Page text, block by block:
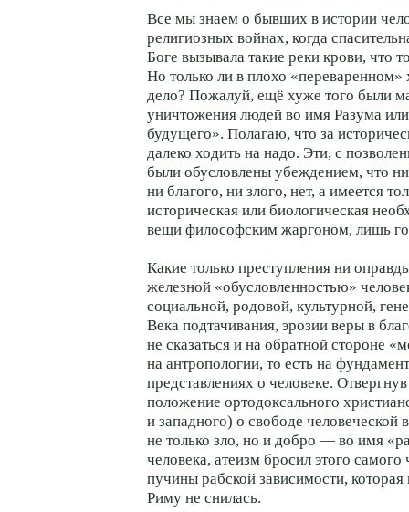
Все мы знаем о бывших в истории
религиозных войнах, когда
Боге вызывала такие реки крови, что
Но только ли в плохо «переваренном»
дело? Пожалуй, ещё хуже того были
уничтожения людей во имя Разума или
будущего». Полагаю, что за
далеко ходить на надо. Эти, с
были обусловлены убеждением, что
ни благого, ни злого, нет, а имеется
историческая или биологическая
вещи философским жаргоном, лишь
Какие только преступления ни
железной «обусловленностью»
социальной, родовой, культурной,
Века подтачивания, эрозии веры в
не сказаться и на обратной стороне
на антропологии, то есть на
представлениях о человеке.
положение ортодоксального
и западного) о свободе человеческой
не только зло, но и добро — во имя
человека, атеизм бросил этого самого
пучины рабской зависимости,
Риму не снилась.